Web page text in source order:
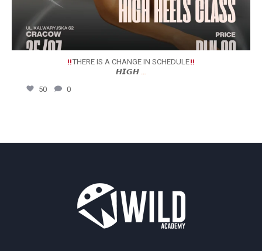
THERE IS A CHANGE IN SCHEDULE
𝙃𝙄𝙂𝙃 …
50
0